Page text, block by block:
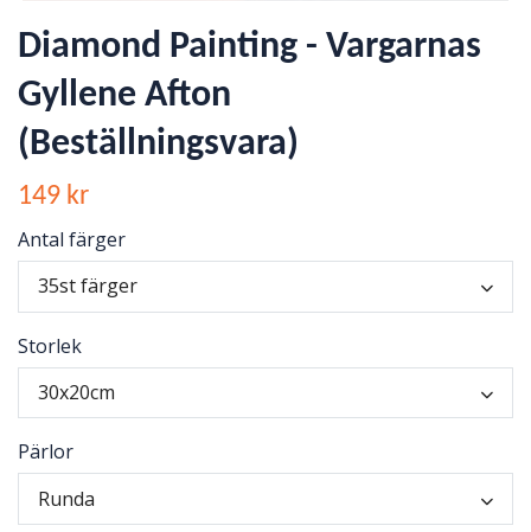
Diamond Painting - Vargarnas
Gyllene Afton
(Beställningsvara)
149 kr
Antal färger
35st färger
Storlek
30x20cm
Pärlor
Runda